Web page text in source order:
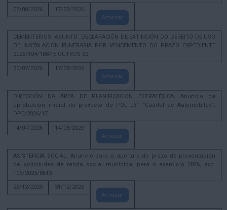
07/08/2026
17/09/2026
Amosar
CEMENTERIOS. ASUNTO: DECLARACIÓN DE EXTINCIÓN DO DEREITO DE USO
DE INSTALACIÓN FUNERARIA POR VENCEMENTO DO PRAZO EXPEDIENTE
2026/104/1887 E OUTROS 32
30/07/2026
12/08/2026
Amosar
DIRECCIÓN DA ÁREA DE PLANIFICACIÓN ESTRATÉXICA. Anuncio da
aprobación inicial do proxecto do POL L31 "Cuartel de Automóbiles",
DPE/2026/17
14/07/2026
14/08/2026
Amosar
ASISTENCIA SOCIAL. Anuncio para a apertura do prazo de presentación
de solicitudes de renda social municipal para o exercicio 2026, exp.
105/2025/8613
26/12/2025
31/12/2026
Amosar